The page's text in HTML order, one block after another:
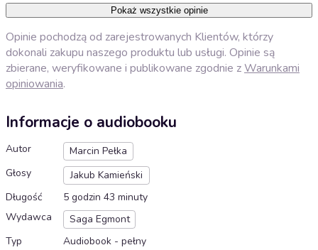
Pokaż wszystkie opinie
Opinie pochodzą od zarejestrowanych Klientów, którzy
dokonali zakupu naszego produktu lub usługi. Opinie są
zbierane, weryfikowane i publikowane zgodnie zWarunkami
opiniowania.
Informacje o audiobooku
Autor
Marcin Pełka
Głosy
Jakub Kamieński
Długość
5 godzin 43 minuty
Wydawca
Saga Egmont
Typ
Audiobook - pełny